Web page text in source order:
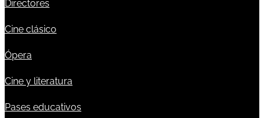
Directores
Cine clásico
Ópera
Cine y literatura
Pases educativos